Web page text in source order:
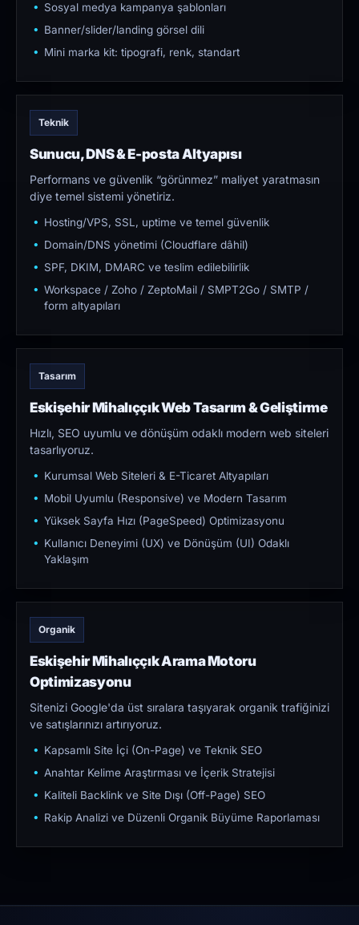
Sosyal medya kampanya şablonları
Banner/slider/landing görsel dili
Mini marka kit: tipografi, renk, standart
Teknik
Sunucu, DNS & E-posta Altyapısı
Performans ve güvenlik “görünmez” maliyet yaratmasın
diye temel sistemi yönetiriz.
Hosting/VPS, SSL, uptime ve temel güvenlik
Domain/DNS yönetimi (Cloudflare dâhil)
SPF, DKIM, DMARC ve teslim edilebilirlik
Workspace / Zoho / ZeptoMail / SMPT2Go / SMTP /
form altyapıları
Tasarım
Eskişehir Mihalıççık Web Tasarım & Geliştirme
Hızlı, SEO uyumlu ve dönüşüm odaklı modern web siteleri
tasarlıyoruz.
Kurumsal Web Siteleri & E-Ticaret Altyapıları
Mobil Uyumlu (Responsive) ve Modern Tasarım
Yüksek Sayfa Hızı (PageSpeed) Optimizasyonu
Kullanıcı Deneyimi (UX) ve Dönüşüm (UI) Odaklı
Yaklaşım
Organik
Eskişehir Mihalıççık Arama Motoru
Optimizasyonu
Sitenizi Google'da üst sıralara taşıyarak organik trafiğinizi
ve satışlarınızı artırıyoruz.
Kapsamlı Site İçi (On-Page) ve Teknik SEO
Anahtar Kelime Araştırması ve İçerik Stratejisi
Kaliteli Backlink ve Site Dışı (Off-Page) SEO
Rakip Analizi ve Düzenli Organik Büyüme Raporlaması